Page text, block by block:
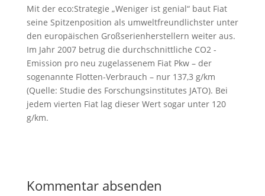
Mit der eco:Strategie „Weniger ist genial“ baut Fiat
seine Spitzenposition als umweltfreundlichster unter
den europäischen Großserienherstellern weiter aus.
Im Jahr 2007 betrug die durchschnittliche CO2 -
Emission pro neu zugelassenem Fiat Pkw – der
sogenannte Flotten-Verbrauch – nur 137,3 g/km
(Quelle: Studie des Forschungsinstitutes JATO). Bei
jedem vierten Fiat lag dieser Wert sogar unter 120
g/km.
Kommentar absenden